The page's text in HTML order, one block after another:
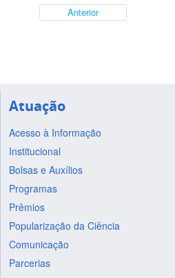
Anterior
Atuação
Acesso à Informação
Institucional
Bolsas e Auxílios
Programas
Prêmios
Popularização da Ciência
Comunicação
Parcerias